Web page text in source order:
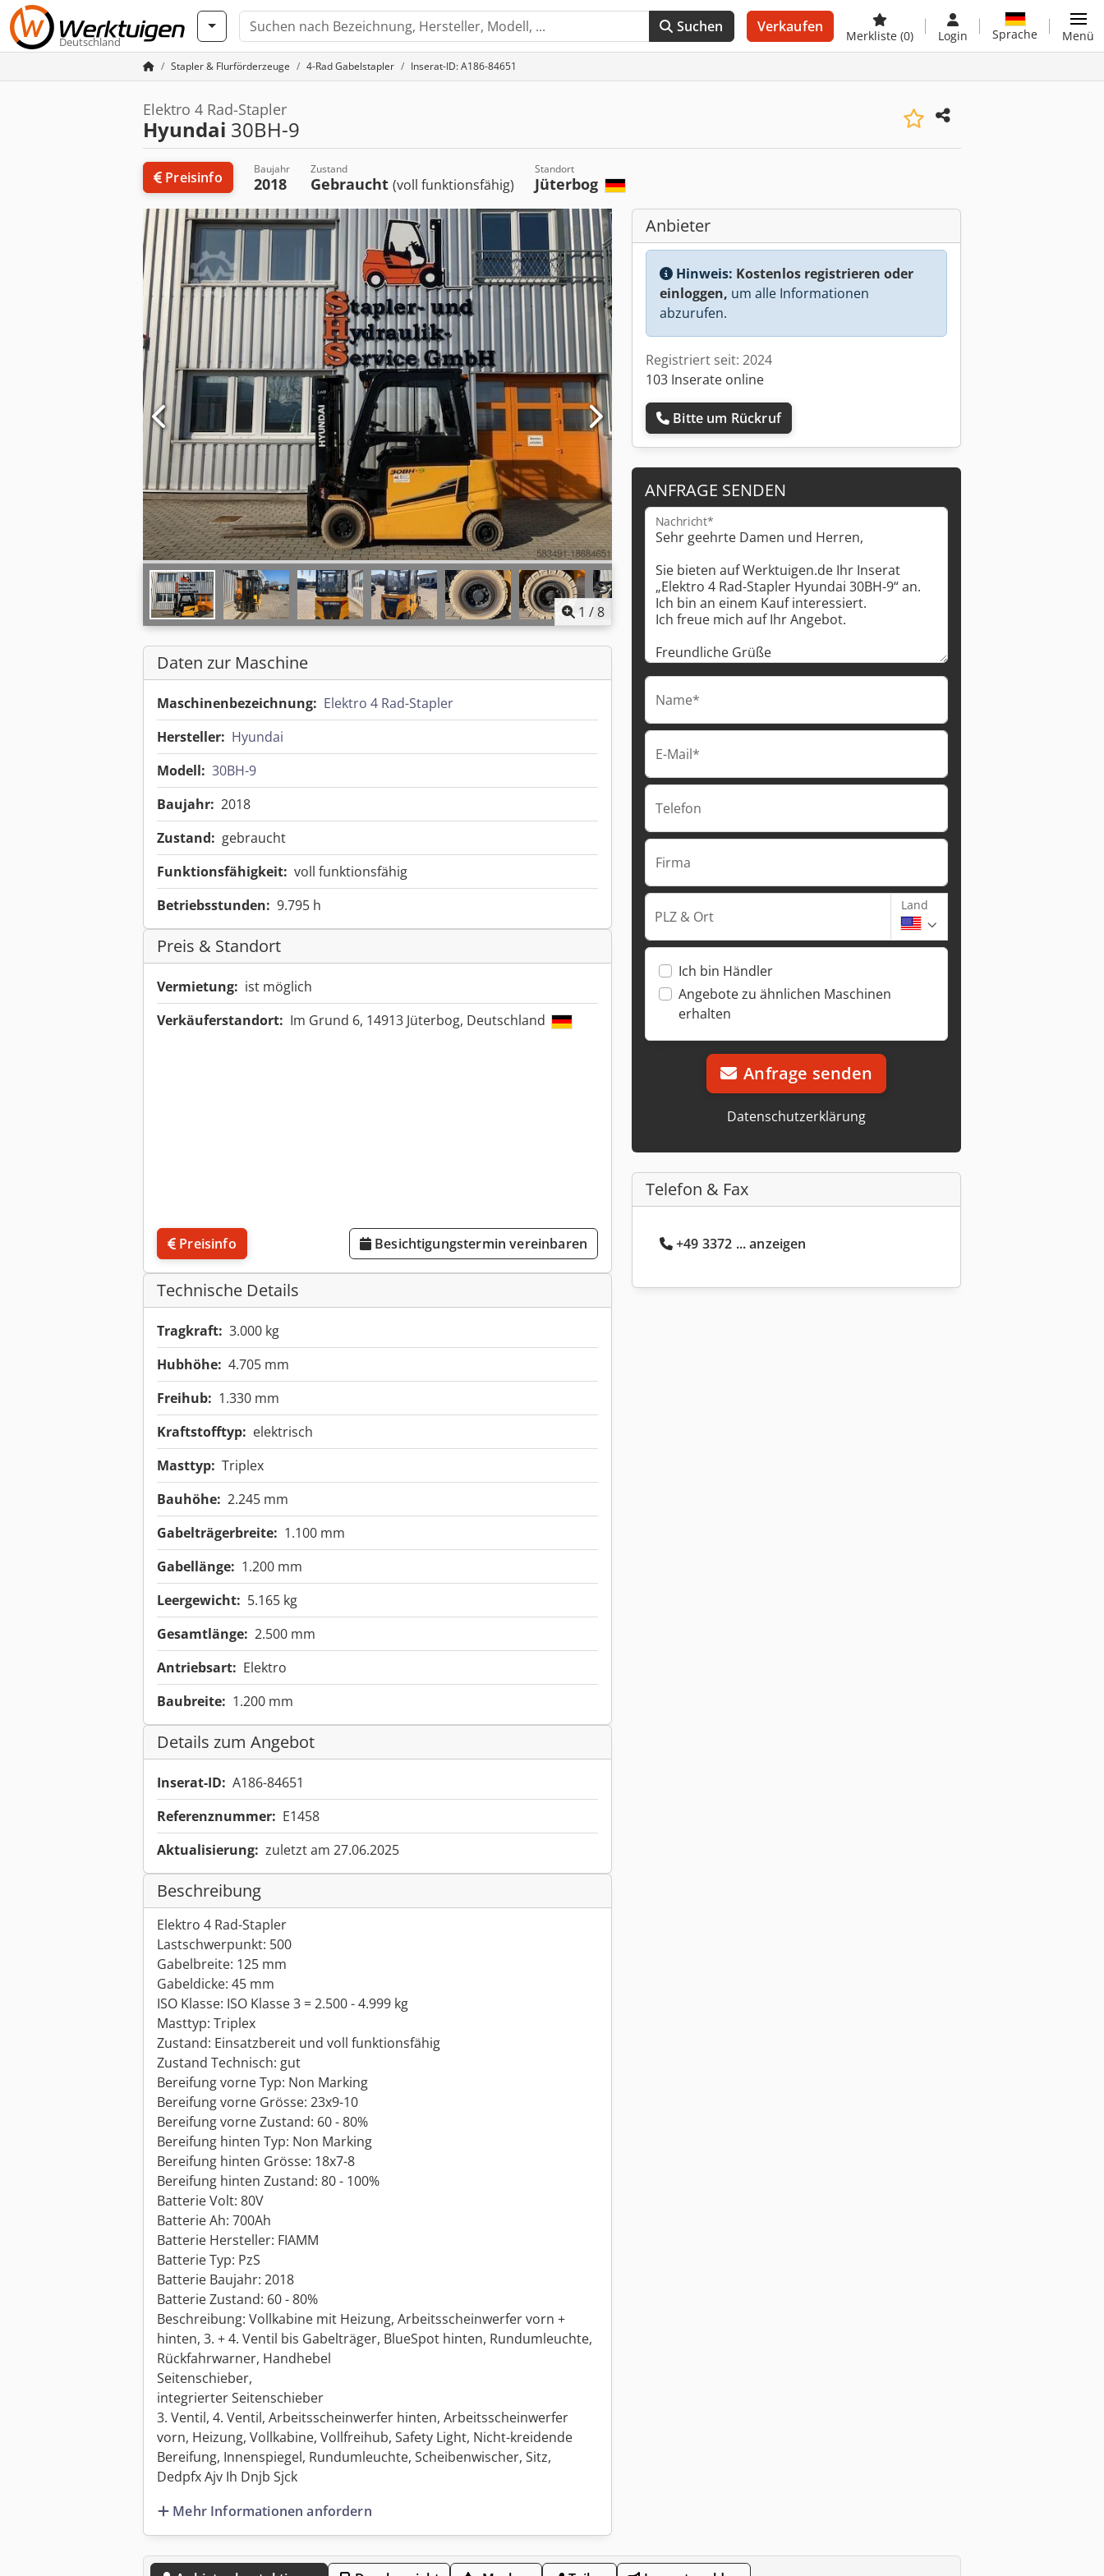
Deutschland
Suchen Verkaufen
Merkliste (0) Login Sprache Menü
Stapler & Flurförderzeuge 4-Rad Gabelstapler Inserat-ID: A186-84651
Elektro 4 Rad-Stapler
Hyundai 30BH-9
Preisinfo Baujahr
2018
Zustand
Gebraucht (voll funktionsfähig)
Standort
Jüterbog
1 /8
Daten zur Maschine
Maschinenbezeichnung: Elektro 4 Rad-Stapler
Hersteller: Hyundai
Modell: 30BH-9
Baujahr: 2018
Zustand: gebraucht
Funktionsfähigkeit: voll funktionsfähig
Betriebsstunden: 9.795 h
Preis & Standort
Vermietung: ist möglich
Verkäuferstandort: Im Grund 6, 14913 Jüterbog, Deutschland
Preisinfo Besichtigungstermin vereinbaren
Technische Details
Tragkraft: 3.000 kg
Hubhöhe: 4.705 mm
Freihub: 1.330 mm
Kraftstofftyp: elektrisch
Masttyp: Triplex
Bauhöhe: 2.245 mm
Gabelträgerbreite: 1.100 mm
Gabellänge: 1.200 mm
Leergewicht: 5.165 kg
Gesamtlänge: 2.500 mm
Antriebsart: Elektro
Baubreite: 1.200 mm
Details zum Angebot
Inserat-ID: A186-84651
Referenznummer: E1458
Aktualisierung: zuletzt am 27.06.2025
Beschreibung
Elektro 4 Rad-Stapler
Lastschwerpunkt: 500
Gabelbreite: 125 mm
Gabeldicke: 45 mm
ISO Klasse: ISO Klasse 3 = 2.500 - 4.999 kg
Masttyp: Triplex
Zustand: Einsatzbereit und voll funktionsfähig
Zustand Technisch: gut
Bereifung vorne Typ: Non Marking
Bereifung vorne Grösse: 23x9-10
Bereifung vorne Zustand: 60 - 80%
Bereifung hinten Typ: Non Marking
Bereifung hinten Grösse: 18x7-8
Bereifung hinten Zustand: 80 - 100%
Batterie Volt: 80V
Batterie Ah: 700Ah
Batterie Hersteller: FIAMM
Batterie Typ: PzS
Batterie Baujahr: 2018
Batterie Zustand: 60 - 80%
Beschreibung: Vollkabine mit Heizung, Arbeitsscheinwerfer vorn +
hinten, 3. + 4. Ventil bis Gabelträger, BlueSpot hinten, Rundumleuchte,
Rückfahrwarner, Handhebel
Seitenschieber,
integrierter Seitenschieber
3. Ventil, 4. Ventil, Arbeitsscheinwerfer hinten, Arbeitsscheinwerfer
vorn, Heizung, Vollkabine, Vollfreihub, Safety Light, Nicht-kreidende
Bereifung, Innenspiegel, Rundumleuchte, Scheibenwischer, Sitz,
Dedpfx Ajv Ih Dnjb Sjck
Mehr Informationen anfordern
Anbieter
Hinweis: Kostenlos registrieren oder
einloggen, um alle Informationen
abzurufen.
Registriert seit: 2024
103 Inserate online
Bitte um Rückruf
ANFRAGE SENDEN
Nachricht*
Name*
E-Mail*
Telefon
Firma
PLZ & Ort
Land
Ich bin Händler
Angebote zu ähnlichen Maschinen
erhalten
Anfrage senden
Datenschutzerklärung
Telefon & Fax
+49 3372 ... anzeigen